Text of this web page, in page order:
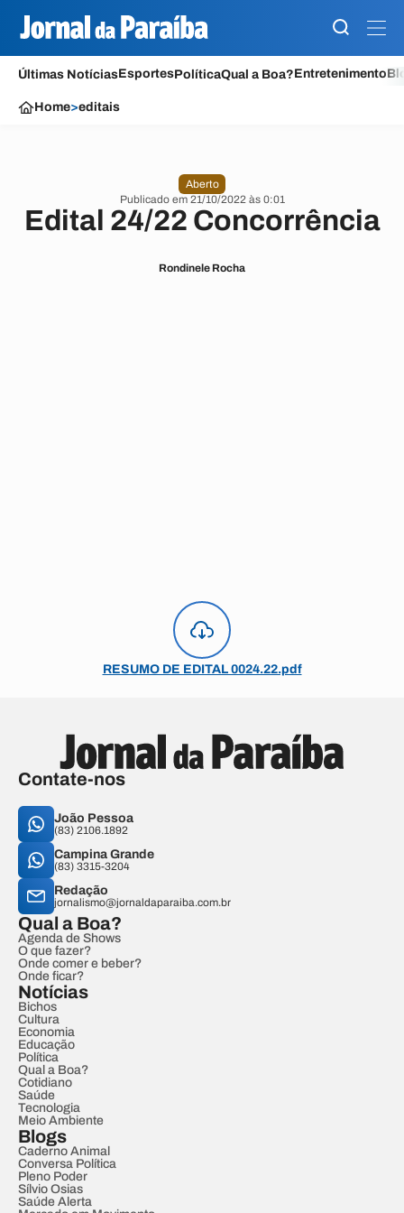
Últimas NotíciasEsportesPolíticaQual a Boa?Entretenimento
Home>editais
Aberto
Publicado em 21/10/2022 às 0:01
Edital 24/22 Concorrência
Rondinele Rocha
RESUMO DE EDITAL 0024.22.pdf
Contate-nos
João Pessoa
(83) 2106.1892
Campina Grande
(83) 3315-3204
Redação
jornalismo@jornaldaparaiba.com.br
Qual a Boa?
Agenda de Shows
O que fazer?
Onde comer e beber?
Onde ficar?
Notícias
Bichos
Cultura
Economia
Educação
Política
Qual a Boa?
Cotidiano
Saúde
Tecnologia
Meio Ambiente
Blogs
Caderno Animal
Conversa Política
Pleno Poder
Sílvio Osias
Saúde Alerta